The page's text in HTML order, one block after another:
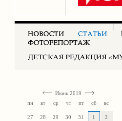
Июнь 2019
пн
вт ср чт пт сб вс
27 28 29 30 31 1 2